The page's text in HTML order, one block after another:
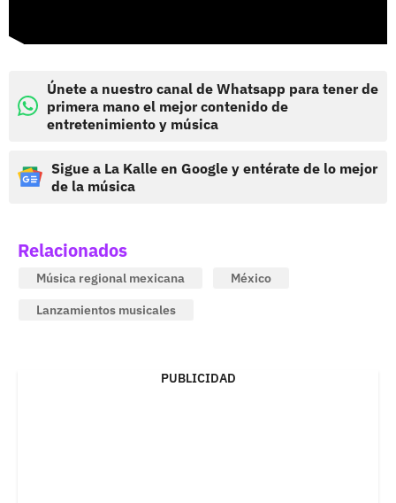
Únete a nuestro canal de Whatsapp para tener de
primera mano el mejor contenido de
entretenimiento y música
Sigue a La Kalle en Google y entérate de lo mejor
de la música
Relacionados
Música regional mexicana
México
Lanzamientos musicales
PUBLICIDAD